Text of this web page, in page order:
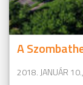
A
2018. JANUÁR